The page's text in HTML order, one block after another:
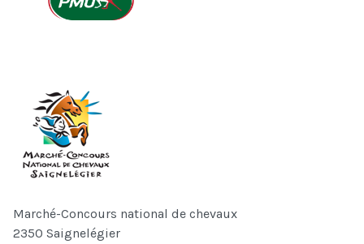
Marché-Concours national de chevaux
2350 Saignelégier